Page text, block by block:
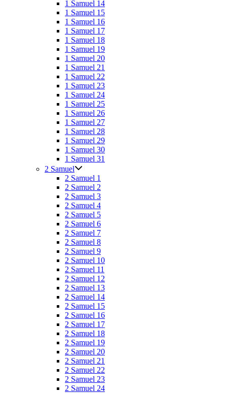
1 Samuel 14
1 Samuel 15
1 Samuel 16
1 Samuel 17
1 Samuel 18
1 Samuel 19
1 Samuel 20
1 Samuel 21
1 Samuel 22
1 Samuel 23
1 Samuel 24
1 Samuel 25
1 Samuel 26
1 Samuel 27
1 Samuel 28
1 Samuel 29
1 Samuel 30
1 Samuel 31
2 Samuel
2 Samuel 1
2 Samuel 2
2 Samuel 3
2 Samuel 4
2 Samuel 5
2 Samuel 6
2 Samuel 7
2 Samuel 8
2 Samuel 9
2 Samuel 10
2 Samuel 11
2 Samuel 12
2 Samuel 13
2 Samuel 14
2 Samuel 15
2 Samuel 16
2 Samuel 17
2 Samuel 18
2 Samuel 19
2 Samuel 20
2 Samuel 21
2 Samuel 22
2 Samuel 23
2 Samuel 24